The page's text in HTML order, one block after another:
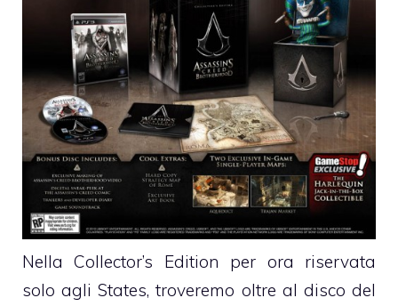
Nella Collector’s Edition per ora riservata
solo agli States, troveremo oltre al disco del